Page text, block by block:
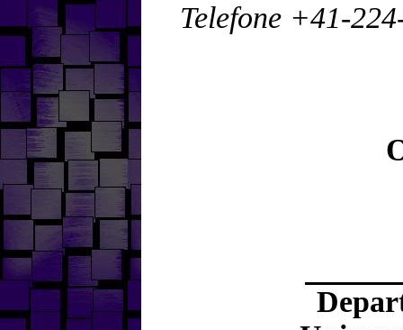
Telefone +41-